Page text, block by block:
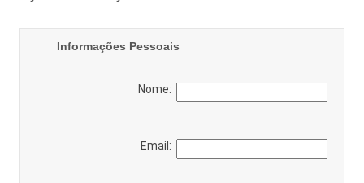
Informações Pessoais
Nome:
Email: